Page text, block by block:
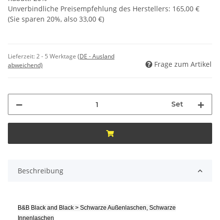
Unverbindliche Preisempfehlung des Herstellers: 165,00 €
(Sie sparen 20%, also 33,00 €)
Lieferzeit:2 - 5 Werktage (DE - Ausland
abweichend)
Frage zum Artikel
Set
Beschreibung
B&B Black and Black > Schwarze Außenlaschen, Schwarze
Innenlaschen